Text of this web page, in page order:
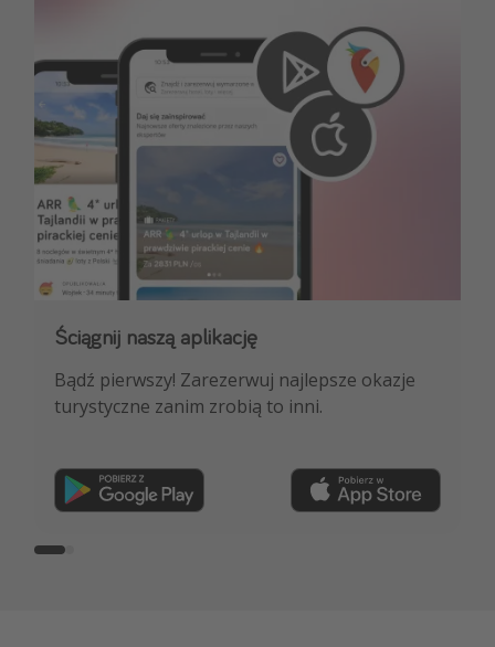
Ściągnij naszą aplikację
Bądź pierwszy! Zarezerwuj najlepsze okazje
turystyczne zanim zrobią to inni.
Dołącz do naszego kanału na WhatsApp
NAJLEPSZE oferty podróżnicze, porady
ekspertów i wiele więcej!